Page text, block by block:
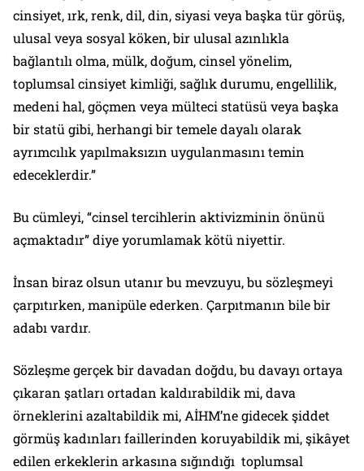
cinsiyet, ırk, renk, dil, din, siyasi veya başka tür görüş,
ulusal veya sosyal köken, bir ulusal azınlıkla
bağlantılı olma, mülk, doğum, cinsel yönelim,
toplumsal cinsiyet kimliği, sağlık durumu, engellilik,
medeni hal, göçmen veya mülteci statüsü veya başka
bir statü gibi, herhangi bir temele dayalı olarak
ayrımcılık yapılmaksızın uygulanmasını temin
edeceklerdir.”
Bu cümleyi, “cinsel tercihlerin aktivizminin önünü
açmaktadır” diye yorumlamak kötü niyettir.
İnsan biraz olsun utanır bu mevzuyu, bu sözleşmeyi
çarpıtırken, manipüle ederken. Çarpıtmanın bile bir
adabı vardır.
Sözleşme gerçek bir davadan doğdu, bu davayı ortaya
çıkaran şatları ortadan kaldırabildik mi, dava
örneklerini azaltabildik mi, AİHM’ne gidecek şiddet
görmüş kadınları faillerinden koruyabildik mi, şikâyet
edilen erkeklerin arkasına sığındığı toplumsal